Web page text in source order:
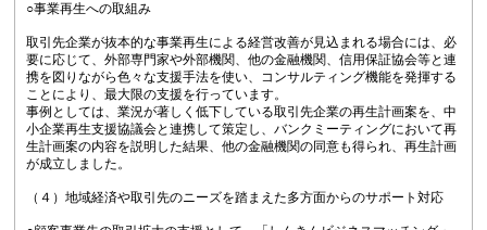
○事業再生への取組み
取引先企業が抜本的な事業再生による経営改善が見込まれる場合には、必
要に応じて、外部専門家や外部機関、他の金融機関、信用保証協会等と連
携を図りながら色々な支援手法を使い、コンサルティング機能を発揮する
ことにより、最大限の支援を行っています。
事例としては、業況が著しく低下している取引先企業の再生計画案を、中
小企業再生支援協議会と連携して策定し、バンクミーティングにおいて再
生計画案の内容を説明した結果、他の金融機関の同意も得られ、再生計画
が成立しました。
（４）地域経済や取引先のニーズを踏まえた多方面からのサポート対応